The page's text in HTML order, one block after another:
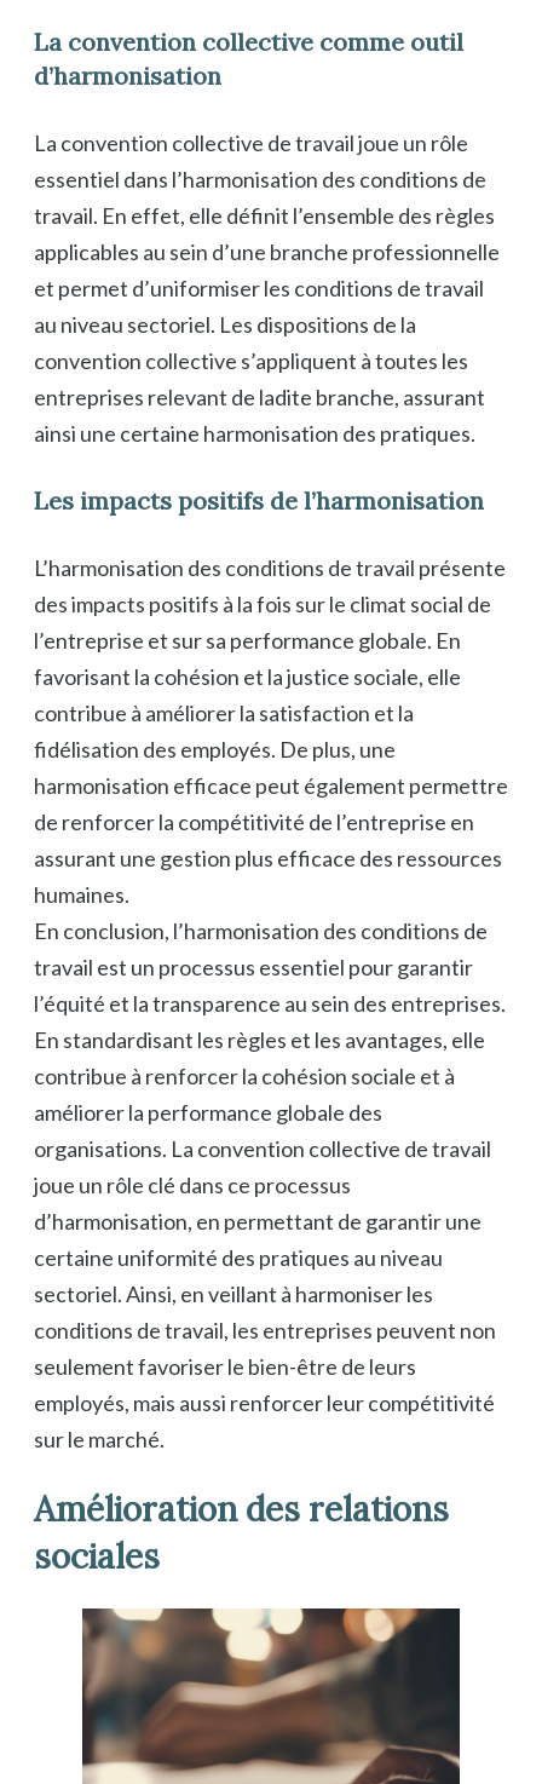
La convention collective comme outil
d’harmonisation
La convention collective de travail joue un rôle
essentiel dans l’harmonisation des conditions de
travail. En effet, elle définit l’ensemble des règles
applicables au sein d’une branche professionnelle
et permet d’uniformiser les conditions de travail
au niveau sectoriel. Les dispositions de la
convention collective s’appliquent à toutes les
entreprises relevant de ladite branche, assurant
ainsi une certaine harmonisation des pratiques.
Les impacts positifs de l’harmonisation
L’harmonisation des conditions de travail présente
des impacts positifs à la fois sur le climat social de
l’entreprise et sur sa performance globale. En
favorisant la cohésion et la justice sociale, elle
contribue à améliorer la satisfaction et la
fidélisation des employés. De plus, une
harmonisation efficace peut également permettre
de renforcer la compétitivité de l’entreprise en
assurant une gestion plus efficace des ressources
humaines.
En conclusion, l’harmonisation des conditions de
travail est un processus essentiel pour garantir
l’équité et la transparence au sein des entreprises.
En standardisant les règles et les avantages, elle
contribue à renforcer la cohésion sociale et à
améliorer la performance globale des
organisations. La convention collective de travail
joue un rôle clé dans ce processus
d’harmonisation, en permettant de garantir une
certaine uniformité des pratiques au niveau
sectoriel. Ainsi, en veillant à harmoniser les
conditions de travail, les entreprises peuvent non
seulement favoriser le bien-être de leurs
employés, mais aussi renforcer leur compétitivité
sur le marché.
Amélioration des relations
sociales